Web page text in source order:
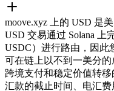
moove.xyz 上的 USD 是
USD 交易通过 Solana 上
USDC）进行路由，因此
可在链上以不到一美分
跨境支付和稳定价值转
汇款的截止时间、电汇费